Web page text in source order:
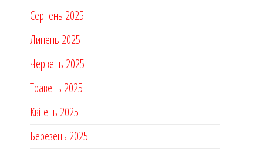
Серпень 2025
Липень 2025
Червень 2025
Травень 2025
Квітень 2025
Березень 2025